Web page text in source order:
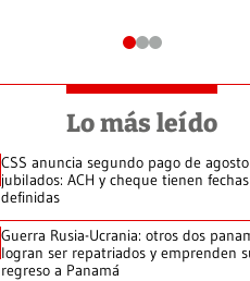
Lo más leído
CSS anuncia segundo pago de
jubilados: ACH y cheque tienen fechas
definidas
Guerra Rusia-Ucrania: otros dos
logran ser repatriados y emprenden
regreso a Panamá